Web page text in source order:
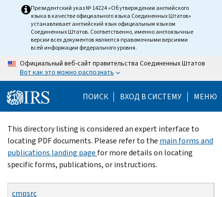
Президентский указ № 14224 «Об утверждении английского
языка в качестве официального языка Соединенных Штатов»
устанавливает английский язык официальным языком
Соединенных Штатов. Соответственно, именно англоязычные
версии всех документов являются правомочными версиями
всей информации федерального уровня.
Официальный веб-сайт правительства Соединенных Штатов
Вот как это можно распознать
ПОИСК ВХОД В СИСТЕМУ МЕНЮ
Beginning
of
main
content
This directory listing is considered an expert interface to
locating PDF documents. Please refer to the main forms and
publications landing page for more details on locating
specific forms, publications, or instructions.
cmpsrc